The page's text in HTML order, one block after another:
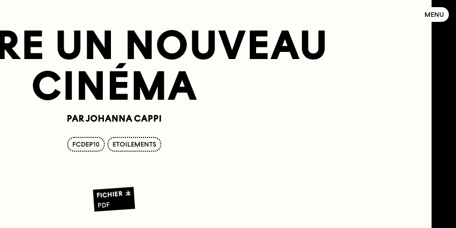
MENU
UN NOUVEAU
CINÉMA
PAR JOHANNA CAPPI
FCDEP10 ETOILEMENTS
FICHIER
PDF